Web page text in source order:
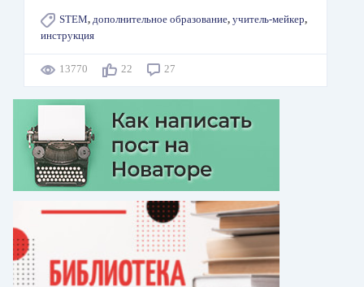
STEM, дополнительное образование, учитель-мейкер,
инструкция
13770 22 27